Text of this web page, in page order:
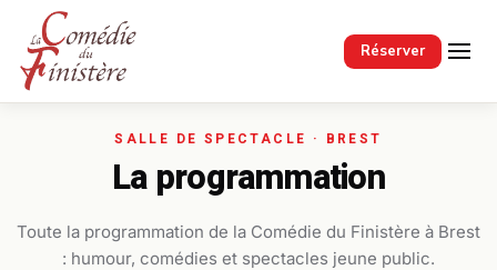
Réserver
Passer au contenu principal
La programmation
Toute la programmation de la Comédie du Finistère à Brest
: humour, comédies et spectacles jeune public.